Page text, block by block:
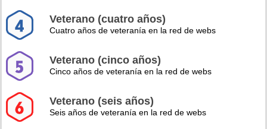
Veterano (cuatro años)
Cuatro años de veteranía en la red de webs
Veterano (cinco años)
Cinco años de veteranía en la red de webs
Veterano (seis años)
Seis años de veteranía en la red de webs